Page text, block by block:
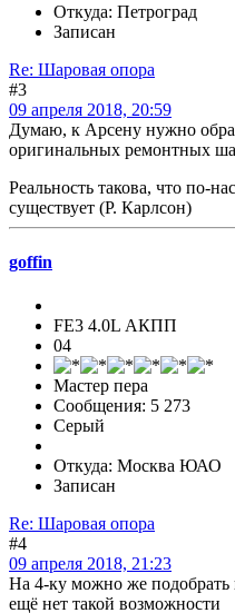
Откуда: Петроград
Записан
Re: Шаровая опора
#3
09 апреля 2018, 20:59
Думаю, к Арсену нужно
оригинальных ремонтных
Реальность такова, что по-
существует (Р. Карлсон)
goffin
FE3 4.0L АКПП
04
Мастер пера
Сообщения: 5 273
Серый
Откуда: Москва ЮАО
Записан
Re: Шаровая опора
#4
09 апреля 2018, 21:23
На 4-ку можно же подобрать
ещё нет такой возможности